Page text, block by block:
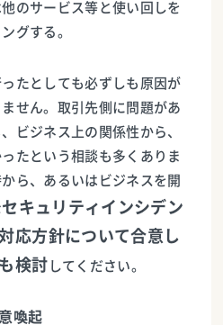
のサービス等と使い回しを
グする。
たとしても必ずしも原因が
せん。取引先側に問題があ
ビジネス上の関係性から、
たという相談も多くありま
ら、あるいはビジネスを開
セキュリティインシデン
応方針について合意し
検討 してください。
喚起